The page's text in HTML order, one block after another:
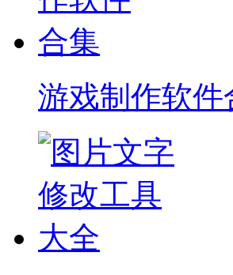
游戏制作软件